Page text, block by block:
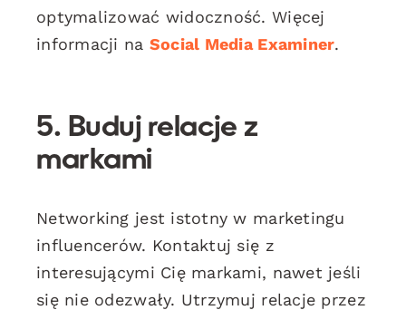
optymalizować widoczność. Więcej
informacji na Social Media Examiner.
5. Buduj relacje z
markami
Networking jest istotny w marketingu
influencerów. Kontaktuj się z
interesującymi Cię markami, nawet jeśli
się nie odezwały. Utrzymuj relacje przez